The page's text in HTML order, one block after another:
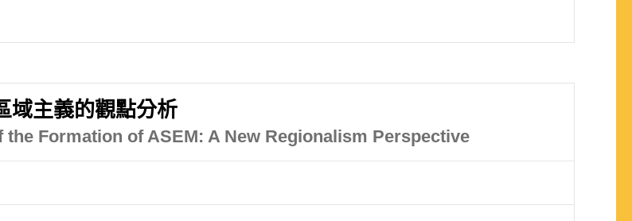
域主義的觀點分析
Formation of ASEM: A New Regionalism Perspective